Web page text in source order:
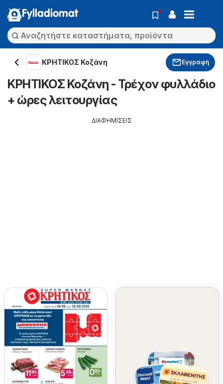
Fylladiomat
ΚΡΗΤΙΚΟΣ Κοζάνη Εγγραφή
ΚΡΗΤΙΚΟΣ Κοζάνη - Τρέχον φυλλάδιο
+ ώρες λειτουργίας
ΔΙΑΦΗΜΙΣΕΙΣ